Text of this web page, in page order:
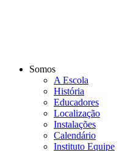
Somos
A Escola
História
Educadores
Localização
Instalações
Calendário
Instituto Equipe